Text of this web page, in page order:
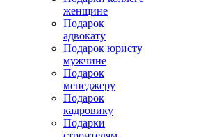
женщине
Подарок
адвокату
Подарок юристу
мужчине
Подарок
менеджеру
Подарок
кадровику
Подарки